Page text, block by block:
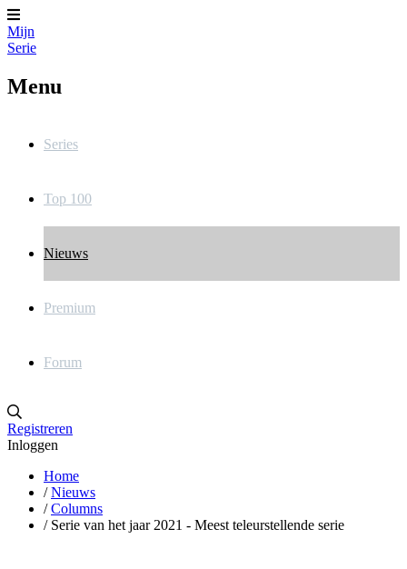
Mijn
Serie
Menu
Series
Top 100
Nieuws
Premium
Forum
Registreren
Inloggen
Home
/ Nieuws
/ Columns
/ Serie van het jaar 2021 - Meest teleurstellende serie